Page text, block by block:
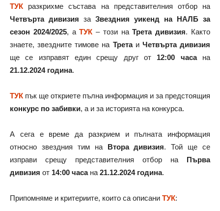
ТУК разкрихме състава на представителния отбор на
Четвърта дивизия за Звездния уикенд на НАЛБ за
сезон 2024/2025, аТУК – този наТрета дивизия. Както
знаете, звездните тимове на Третаи Четвърта дивизия
ще се изправят един срещу друг от 12:00 часана
21.12.2024 година.
ТУК пък ще откриете пълна информация и за предстоящия
конкурс по забивки, а и за историята на конкурса.
А сега е време да разкрием и пълната информация
относно звездния тим на
Втора дивизия. Той ще се
изправи срещу представителния отбор на
Първа
дивизия от 14:00 часана21.12.2024 година.
Припомняме и критериите, които са описани ТУК: